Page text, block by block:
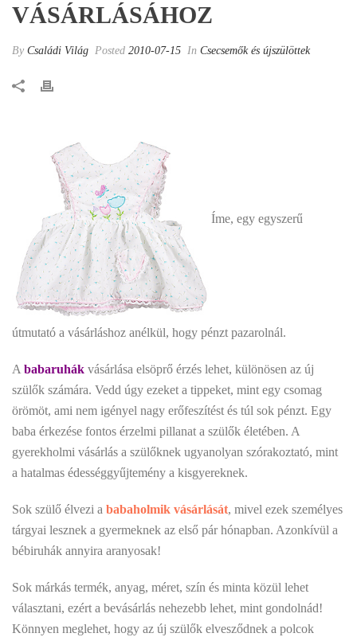
VÁSÁRLÁSÁHOZ
By Családi Világ Posted 2010-07-15 In Csecsemők és újszülöttek
Íme, egy egyszerű
útmutató a vásárláshoz anélkül, hogy pénzt pazarolnál.
A babaruhák vásárlása elsöprő érzés lehet, különösen az új
szülők számára. Vedd úgy ezeket a tippeket, mint egy csomag
örömöt, ami nem igényel nagy erőfeszítést és túl sok pénzt. Egy
baba érkezése fontos érzelmi pillanat a szülők életében. A
gyerekholmi vásárlás a szülőknek ugyanolyan szórakoztató, mint
a hatalmas édességgyűjtemény a kisgyereknek.
Sok szülő élvezi a babaholmik vásárlását, mivel ezek személyes
tárgyai lesznek a gyermeknek az első pár hónapban. Azonkívül a
bébiruhák annyira aranyosak!
Sok márkás termék, anyag, méret, szín és minta közül lehet
választani, ezért a bevásárlás nehezebb lehet, mint gondolnád!
Könnyen meglehet, hogy az új szülők elvesződnek a polcok